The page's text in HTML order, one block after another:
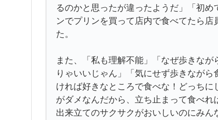
るのかと思ったが違ったようだ」「初
ンでプリンを買って店内で食べてたら
た。
また、「私も理解不能」「なぜ歩きな
りゃいいじゃん」「気にせず歩きなが
ければ好きなところで食べな！どっち
がダメなんだから、立ち止まって食べ
出来立てのサクサクがおいしいのにみ